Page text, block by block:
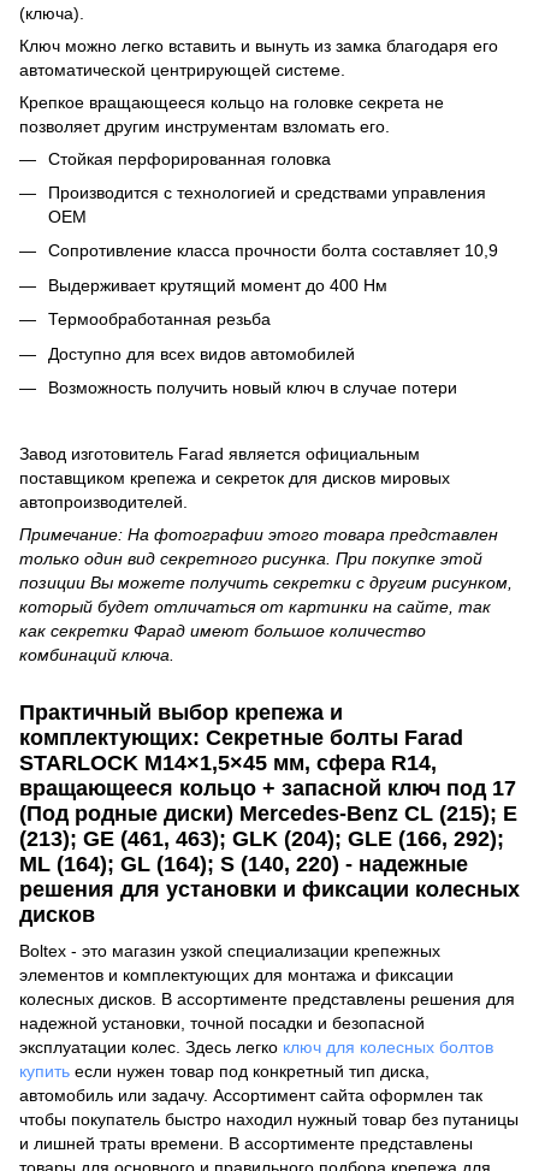
(ключа).
Ключ можно легко вставить и вынуть из замка благодаря его
автоматической центрирующей системе.
Крепкое вращающееся кольцо на головке секрета не
позволяет другим инструментам взломать его.
Стойкая перфорированная головка
Производится с технологией и средствами управления
OEM
Сопротивление класса прочности болта составляет 10,9
Выдерживает крутящий момент до 400 Нм
Термообработанная резьба
Доступно для всех видов автомобилей
Возможность получить новый ключ в случае потери
Завод изготовитель Farad является официальным
поставщиком крепежа и секреток для дисков мировых
автопроизводителей.
Примечание: На фотографии этого товара представлен
только один вид секретного рисунка. При покупке этой
позиции Вы можете получить секретки с другим рисунком,
который будет отличаться от картинки на сайте, так
как секретки Фарад имеют большое количество
комбинаций ключа.
Практичный выбор крепежа и
комплектующих: Секретные болты Farad
STARLOCK M14×1,5×45 мм, сфера R14,
вращающееся кольцо + запасной ключ под 17
(Под родные диски) Mercedes-Benz CL (215); E
(213); GE (461, 463); GLK (204); GLE (166, 292);
ML (164); GL (164); S (140, 220) - надежные
решения для установки и фиксации колесных
дисков
Boltex - это магазин узкой специализации крепежных
элементов и комплектующих для монтажа и фиксации
колесных дисков. В ассортименте представлены решения для
надежной установки, точной посадки и безопасной
эксплуатации колес. Здесь легко ключ для колесных болтов
купить если нужен товар под конкретный тип диска,
автомобиль или задачу. Ассортимент сайта оформлен так
чтобы покупатель быстро находил нужный товар без путаницы
и лишней траты времени. В ассортименте представлены
товары для основного и правильного подбора крепежа для